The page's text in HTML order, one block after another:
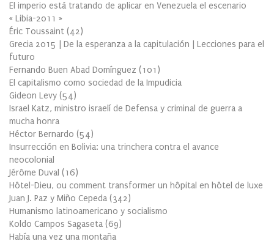
El imperio está tratando de aplicar en Venezuela el escenario
« Libia-2011 »
Éric Toussaint (42)
Grecia 2015 | De la esperanza a la capitulación | Lecciones para el
futuro
Fernando Buen Abad Domínguez (101 )
El capitalismo como sociedad de la Impudicia
Gideon Levy (54)
Israel Katz, ministro israelí de Defensa y criminal de guerra a
mucha honra
Héctor Bernardo (54)
Insurrección en Bolivia: una trinchera contra el avance
neocolonial
Jérôme Duval (16)
Hôtel-Dieu, ou comment transformer un hôpital en hôtel de luxe
Juan J. Paz y Miño Cepeda (342)
Humanismo latinoamericano y socialismo
Koldo Campos Sagaseta (69)
Había una vez una montaña